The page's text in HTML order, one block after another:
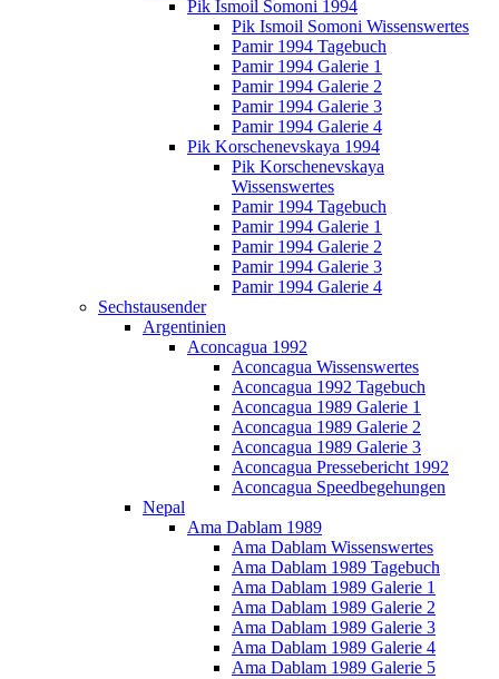
Pik Ismoil Somoni 1994
Pik Ismoil Somoni Wissenswertes
Pamir 1994 Tagebuch
Pamir 1994 Galerie 1
Pamir 1994 Galerie 2
Pamir 1994 Galerie 3
Pamir 1994 Galerie 4
Pik Korschenevskaya 1994
Pik Korschenevskaya
Wissenswertes
Pamir 1994 Tagebuch
Pamir 1994 Galerie 1
Pamir 1994 Galerie 2
Pamir 1994 Galerie 3
Pamir 1994 Galerie 4
Sechstausender
Argentinien
Aconcagua 1992
Aconcagua Wissenswertes
Aconcagua 1992 Tagebuch
Aconcagua 1989 Galerie 1
Aconcagua 1989 Galerie 2
Aconcagua 1989 Galerie 3
Aconcagua Pressebericht 1992
Aconcagua Speedbegehungen
Nepal
Ama Dablam 1989
Ama Dablam Wissenswertes
Ama Dablam 1989 Tagebuch
Ama Dablam 1989 Galerie 1
Ama Dablam 1989 Galerie 2
Ama Dablam 1989 Galerie 3
Ama Dablam 1989 Galerie 4
Ama Dablam 1989 Galerie 5